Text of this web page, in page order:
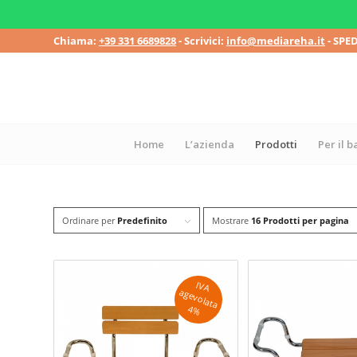
Chiama: +39 331 6689828- Scrivici: info@mediareha.it-
Home L’azienda Prodotti Per il
Ordinare per Predefinito Mostrare 16 Prodotti per pagina
IV
A
a
g
e
v
o
la
ta
4
%